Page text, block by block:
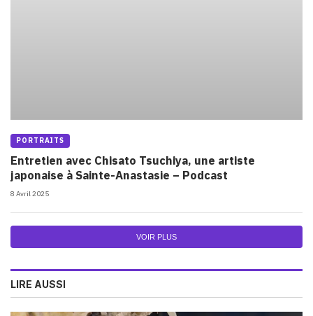
PORTRAITS
Entretien avec Chisato Tsuchiya, une artiste
japonaise à Sainte-Anastasie – Podcast
8 Avril 2025
VOIR PLUS
LIRE AUSSI